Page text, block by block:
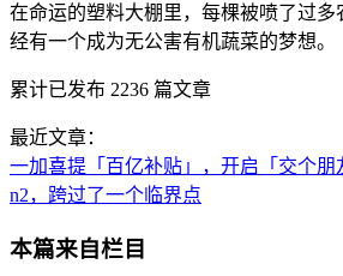
在命运的塑料大棚里，每棵被喷了过多
经有一个成为无公害有机蔬菜的梦想。
累计已发布 2236 篇文章
最近文章：
一加喜提「百亿补贴」，开启「交个朋
n2，跨过了一个临界点
本篇来自栏目